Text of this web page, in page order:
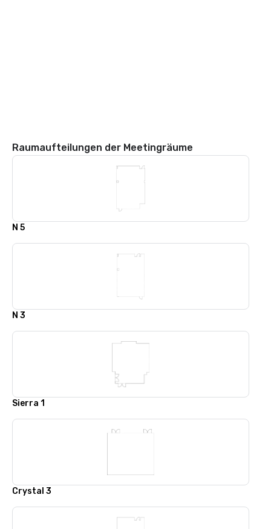
Raumaufteilungen der Meetingräume
N 5
N 3
Sierra 1
Crystal 3